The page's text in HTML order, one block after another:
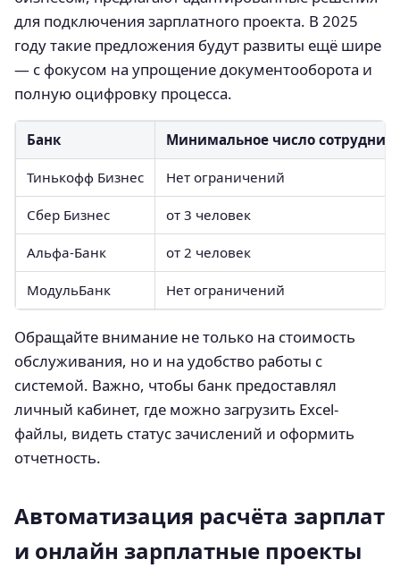
для подключения зарплатного проекта. В 2025
году такие предложения будут развиты ещё шире
— с фокусом на упрощение документооборота и
полную оцифровку процесса.
Банк Минимальное число
Тинькофф Бизнес Нет ограничений
Сбер Бизнес от 3 человек
Альфа-Банк от 2 человек
МодульБанк Нет ограничений
Обращайте внимание не только на стоимость
обслуживания, но и на удобство работы с
системой. Важно, чтобы банк предоставлял
личный кабинет, где можно загрузить Excel-
файлы, видеть статус зачислений и оформить
отчетность.
Автоматизация расчёта зарплат
и онлайн зарплатные проекты